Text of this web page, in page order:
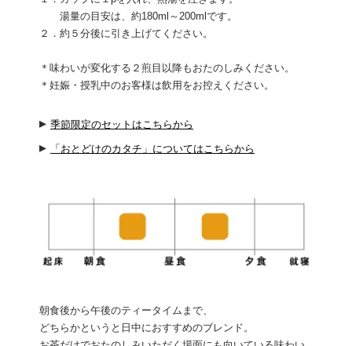
湯量の目安は、約180ml～200mlです。
２．約５分後に引き上げてください。
＊味わいが変化する２煎目以降もおたのしみください。
＊妊娠・授乳中のお客様は飲用をお控えください。
▸ 季節限定のセットはこちらから
▸ 「おとどけのカタチ」についてはこちらから
朝食後から午後のティータイムまで、
どちらかというと日中におすすめのブレンド。